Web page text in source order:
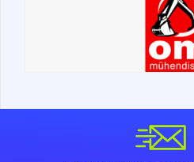
Болты, гайки и элементы
Ножи, режущие кромки